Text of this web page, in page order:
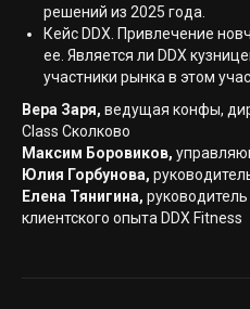
решений из 2025 года.
Кейс DDX. Привлечение
ее. Является ли DDX
участники рынка в этом
Вера Заря, ведущая конфы,
Class Сколково
Максим Боровиков,
Юлия Горбунова,
Елена Тянигина,
клиентского опыта DDX Fitness